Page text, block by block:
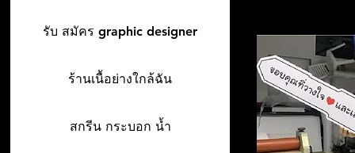
รับ สมัคร graphic designer
ร้านเนื้อย่างใกล้ฉัน
สกรีน กระบอก น้ำ